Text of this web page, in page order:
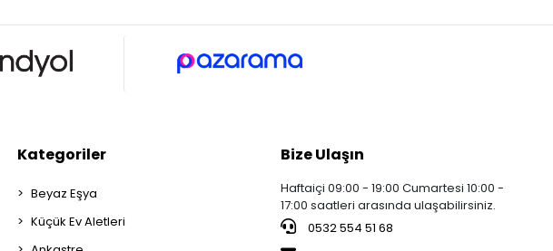
Kategoriler
Beyaz Eşya
Küçük Ev Aletleri
Bize Ulaşın
Haftaiçi 09:00 - 19:00 Cumartesi 10:00 -
17:00 saatleri arasında ulaşabilirsiniz.
0532 554 51 68